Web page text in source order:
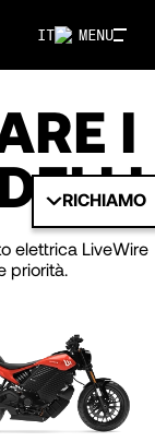
MENU
IT
RICHIAMO
I
elettrica LiveWire
priorità.